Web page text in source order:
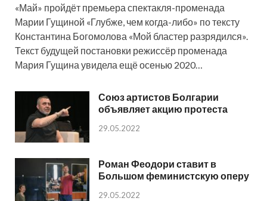
«Май» пройдёт премьера спектакля-променада
Марии Гущиной «Глубже, чем когда-либо» по тексту
Константина Богомолова «Мой бластер разрядился».
Текст будущей постановки режиссёр променада
Мария Гущина увидела ещё осенью 2020…
Союз артистов Болгарии
объявляет акцию протеста
29.05.2022
Роман Феодори ставит в
Большом феминистскую оперу
29.05.2022